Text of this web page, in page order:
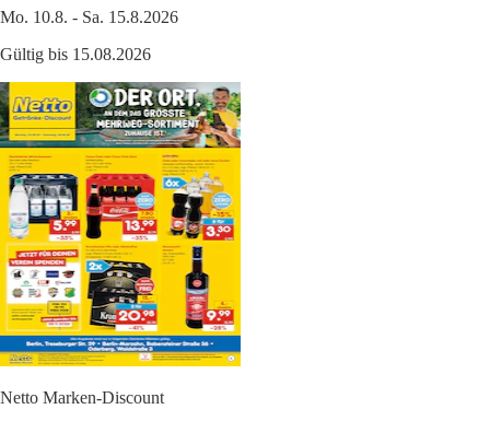
Mo. 10.8. - Sa. 15.8.2026
Gültig bis 15.08.2026
Netto Marken-Discount